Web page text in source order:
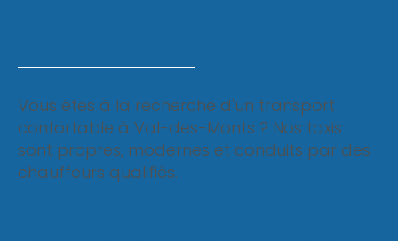
Vous êtes à la recherche d'un transport
confortable à Val-des-Monts ? Nos taxis
sont propres, modernes et conduits par des
chauffeurs qualifiés.